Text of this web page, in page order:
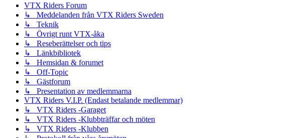
VTX Riders Forum
↳ Meddelanden från VTX Riders Sweden
↳ Teknik
↳ Övrigt runt VTX-åka
↳ Reseberättelser och tips
↳ Länkbibliotek
↳ Hemsidan & forumet
↳ Off-Topic
↳ Gästforum
↳ Presentation av medlemmarna
VTX Riders V.I.P. (Endast betalande medlemmar)
↳ VTX Riders -Garaget
↳ VTX Riders -Klubbträffar och möten
↳ VTX Riders -Klubben